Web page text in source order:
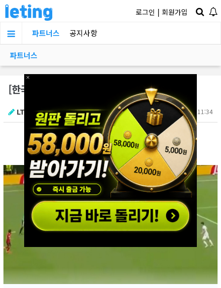
로그인 | 회원가입
파트너스 공지사항
파트너스
[한국 v 체코] 손흥민 노파울 선언
LTKY 06.12 11:34
×